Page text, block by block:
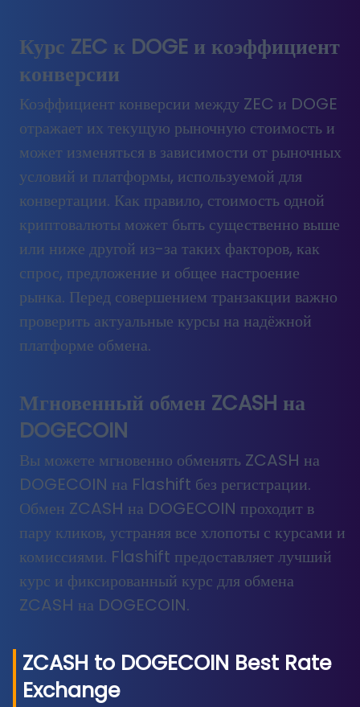
Курс ZEC к DOGE и коэффициент
конверсии
Коэффициент конверсии между ZEC и DOGE
отражает их текущую рыночную стоимость и
может изменяться в зависимости от рыночных
условий и платформы, используемой для
конвертации. Как правило, стоимость одной
криптовалюты может быть существенно выше
или ниже другой из-за таких факторов, как
спрос, предложение и общее настроение
рынка. Перед совершением транзакции важно
проверить актуальные курсы на надёжной
платформе обмена.
Мгновенный обмен ZCASH на
DOGECOIN
Вы можете мгновенно обменять ZCASH на
DOGECOIN на Flashift без регистрации.
Обмен ZCASH на DOGECOIN проходит в
пару кликов, устраняя все хлопоты с курсами и
комиссиями. Flashift предоставляет лучший
курс и фиксированный курс для обмена
ZCASH на DOGECOIN.
ZCASH to DOGECOIN Best Rate
Exchange